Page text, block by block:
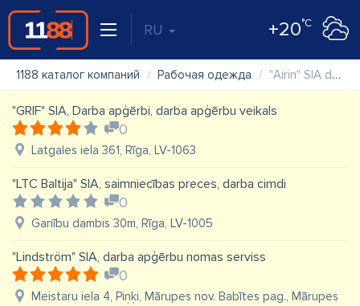
RU +20°C
1188 каталог компаний Рабочая одежда "Airin" SIA darba apģērbi un apavi
"GRIF" SIA, Darba apģērbi, darba apģērbu veikals
0
Latgales iela 361, Rīga, LV-1063
"LTC Baltija" SIA, saimniecības preces, darba cimdi
0
Ganību dambis 30m, Rīga, LV-1005
"Lindström" SIA, darba apģērbu nomas serviss
0
Meistaru iela 4, Piņķi, Mārupes nov. Babītes pag., Mārupes